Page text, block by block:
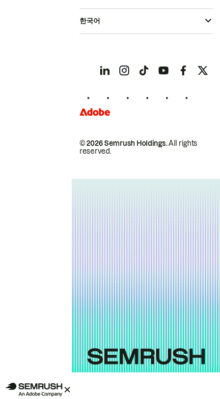
© 2026 Semrush Holdings.All rights
reserved.
한국어